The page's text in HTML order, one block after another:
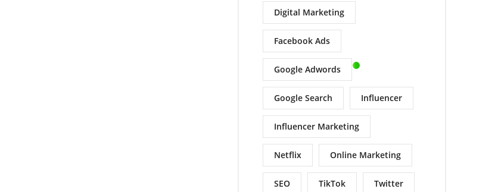
Digital Marketing
Facebook Ads
Google Adwords
Google Search Influencer
Influencer Marketing
Netflix Online Marketing
SEO TikTok Twitter